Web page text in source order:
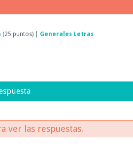
(25 puntos) Generales Letras
ver las respuestas.